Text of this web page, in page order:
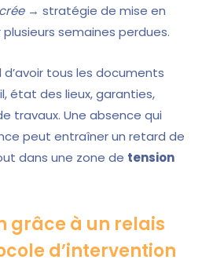
→ stratégie de mise en
semaines perdues.
tous les documents
état des lieux, garanties,
travaux. Une absence qui
peut entraîner un retard de
dans une zone de tension
grâce à un relais
d’intervention